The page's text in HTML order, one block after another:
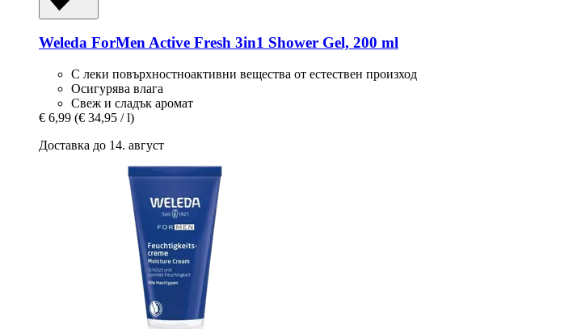
Weleda ForMen Active Fresh 3in1 Shower Gel, 200 ml
С леки повърхностноактивни вещества от естествен произход
Осигурява влага
Свеж и сладък аромат
€ 6,99 (€ 34,95 / l)
Доставка до 14. август